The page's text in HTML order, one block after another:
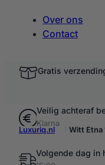
Over ons
Contact
Gratis
Veilig achteraf
Klarna
Volgende dag in
Luxuriq.nl Witt Etna
Filter resultaten